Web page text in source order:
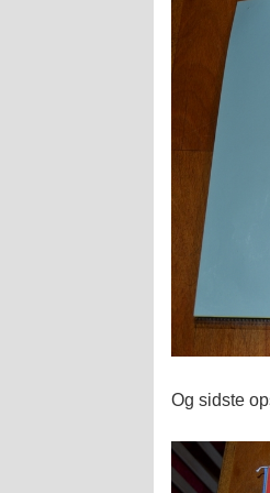
Og sidste